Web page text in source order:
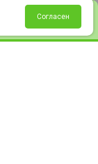
Избранное Корзина
Согласен